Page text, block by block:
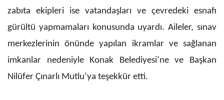
zabıta ekipleri ise vatandaşları ve çevredeki esnafı
gürültü yapmamaları konusunda uyardı. Aileler, sınav
merkezlerinin önünde yapılan ikramlar ve sağlanan
imkanlar nedeniyle Konak Belediyesi’ne ve Başkan
Nilüfer Çınarlı Mutlu’ya teşekkür etti.